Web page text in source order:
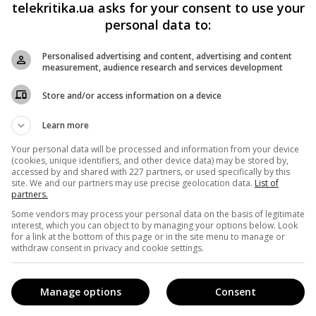
(@aleksey_durnev)on Jul 30, 2018 at 12:11am PDT
маніпуляція, до якої вдався Олексій, дуже навіть
нішу тролингу так ніхто і не заповнив. І ось
telekritika.ua asks for your consent to use your
personal data to:
Personalised advertising and content, advertising and content
measurement, audience research and services development
Store and/or access information on a device
Learn more
Your personal data will be processed and information from your device
(cookies, unique identifiers, and other device data) may be stored by,
accessed by and shared with 227 partners, or used specifically by this
site. We and our partners may use precise geolocation data. List of
partners.
Some vendors may process your personal data on the basis of legitimate
interest, which you can object to by managing your options below. Look
for a link at the bottom of this page or in the site menu to manage or
withdraw consent in privacy and cookie settings.
Consent
Manage options